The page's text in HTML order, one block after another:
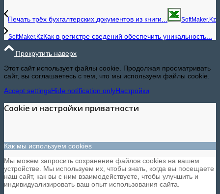
Печать трёх бухгалтерских документов из книги... SoftMaker.Kz
SoftMaker.KzКак в регистре сведений обеспечить уникальность...
Прокрутить наверх
Этот сайт использует файлы cookie. Продолжая просматривать
сайт, вы соглашаетесь с тем, что мы используем файлы cookie.
Accept settingsHide notification onlyНастройки
Cookie и настройки приватности
Как мы используем cookies
Мы можем запросить сохранение файлов cookies на вашем
устройстве. Мы используем их, чтобы знать, когда вы посещаете
наш сайт, как вы с ним взаимодействуете, чтобы улучшить и
индивидуализировать ваш опыт использования сайта.